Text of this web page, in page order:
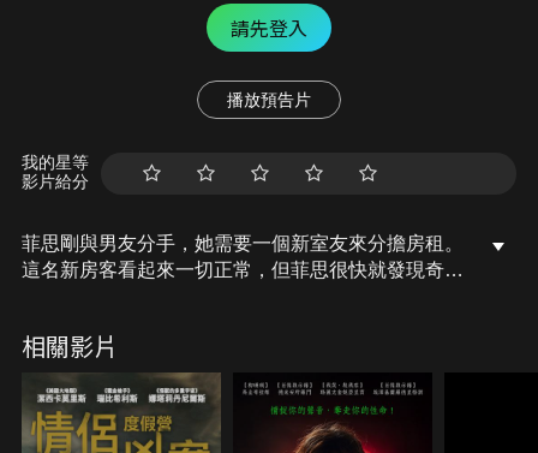
請先登入
播放預告片
我的星等
影片給分
菲思剛與男友分手，她需要一個新室友來分擔房租。
這名新房客看起來一切正常，但菲思很快就發現奇怪
相關影片